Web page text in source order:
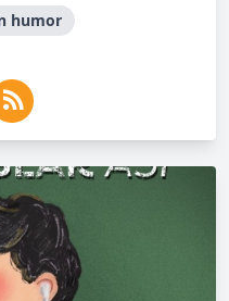
humor